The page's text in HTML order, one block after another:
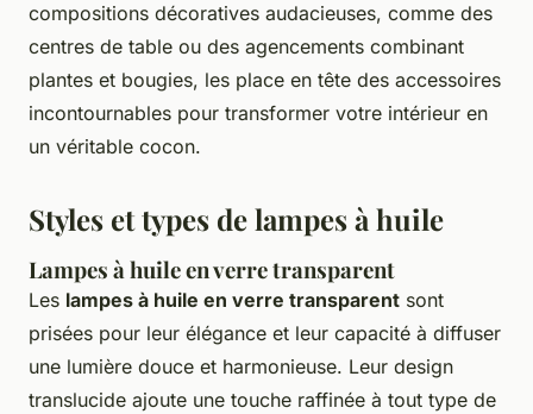
compositions décoratives audacieuses, comme des
centres de table ou des agencements combinant
plantes et bougies, les place en tête des accessoires
incontournables pour transformer votre intérieur en
un véritable cocon.
Styles et types de lampes à huile
Lampes à huile en verre transparent
Les lampes à huile en verre transparent sont
prisées pour leur élégance et leur capacité à diffuser
une lumière douce et harmonieuse. Leur design
translucide ajoute une touche raffinée à tout type de